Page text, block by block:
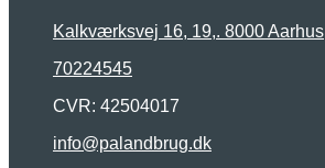
Kalkværksvej 16, 19,. 8000 Aarhus
70224545
CVR: 42504017
info@palandbrug.dk